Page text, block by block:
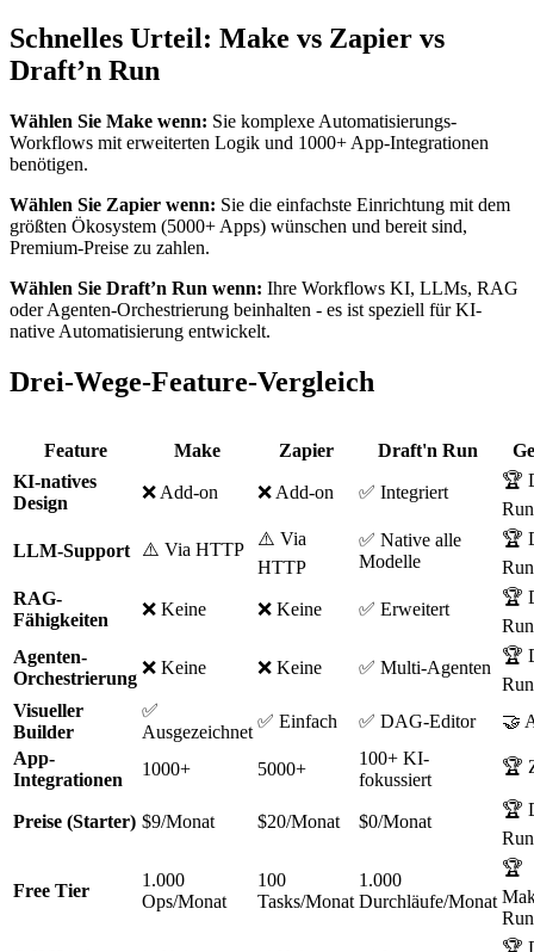
Schnelles Urteil: Make vs Zapier vs
Draft’n Run
Wählen Sie Make wenn: Sie komplexe Automatisierungs-
Workflows mit erweiterten Logik und 1000+ App-Integrationen
benötigen.
Wählen Sie Zapier wenn: Sie die einfachste Einrichtung mit dem
größten Ökosystem (5000+ Apps) wünschen und bereit sind,
Premium-Preise zu zahlen.
Wählen Sie Draft’n Run wenn: Ihre Workflows KI, LLMs, RAG
oder Agenten-Orchestrierung beinhalten - es ist speziell für KI-
native Automatisierung entwickelt.
Drei-Wege-Feature-Vergleich
Feature Make Zapier Draft'n Run
KI-natives
Design
❌ Add-on ❌ Add-on ✅ Integriert
🏆
Run
LLM-Support ⚠️ Via HTTP
⚠️ Via
HTTP
✅ Native alle
Modelle
🏆
Run
RAG-
Fähigkeiten
❌ Keine ❌ Keine ✅ Erweitert
🏆
Run
Agenten-
Orchestrierung
❌ Keine ❌ Keine ✅ Multi-Agenten
🏆
Run
Visueller
Builder
✅
Ausgezeichnet
✅ Einfach ✅ DAG-Editor
🤝
App-
Integrationen
1000+ 5000+
100+ KI-
fokussiert
🏆
Preise (Starter) $9/Monat $20/Monat $0/Monat
🏆
Run
Free Tier
1.000
Ops/Monat
100
Tasks/Monat
1.000
Durchläufe/Monat
🏆
Run
🏆